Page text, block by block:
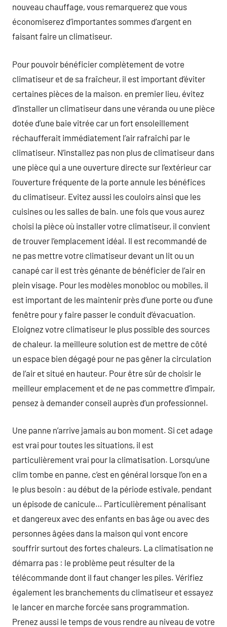
nouveau chauffage, vous remarquerez que vous
économiserez d’importantes sommes d’argent en
faisant faire un climatiseur.
Pour pouvoir bénéficier complètement de votre
climatiseur et de sa fraîcheur, il est important d’éviter
certaines pièces de la maison. en premier lieu, évitez
d’installer un climatiseur dans une véranda ou une pièce
dotée d’une baie vitrée car un fort ensoleillement
réchaufferait immédiatement l’air rafraîchi par le
climatiseur. N’installez pas non plus de climatiseur dans
une pièce qui a une ouverture directe sur l’extérieur car
l’ouverture fréquente de la porte annule les bénéfices
du climatiseur. Evitez aussi les couloirs ainsi que les
cuisines ou les salles de bain. une fois que vous aurez
choisi la pièce où installer votre climatiseur, il convient
de trouver l’emplacement idéal. Il est recommandé de
ne pas mettre votre climatiseur devant un lit ou un
canapé car il est très génante de bénéficier de l’air en
plein visage. Pour les modèles monobloc ou mobiles, il
est important de les maintenir près d’une porte ou d’une
fenêtre pour y faire passer le conduit d’évacuation.
Eloignez votre climatiseur le plus possible des sources
de chaleur. la meilleure solution est de mettre de côté
un espace bien dégagé pour ne pas gêner la circulation
de l’air et situé en hauteur. Pour être sûr de choisir le
meilleur emplacement et de ne pas commettre d’impair,
pensez à demander conseil auprès d’un professionnel.
Une panne n’arrive jamais au bon moment. Si cet adage
est vrai pour toutes les situations, il est
particulièrement vrai pour la climatisation. Lorsqu’une
clim tombe en panne, c’est en général lorsque l’on en a
le plus besoin : au début de la période estivale, pendant
un épisode de canicule… Particulièrement pénalisant
et dangereux avec des enfants en bas âge ou avec des
personnes âgées dans la maison qui vont encore
souffrir surtout des fortes chaleurs. La climatisation ne
démarra pas : le problème peut résulter de la
télécommande dont il faut changer les piles. Vérifiez
également les branchements du climatiseur et essayez
le lancer en marche forcée sans programmation.
Prenez aussi le temps de vous rendre au niveau de votre